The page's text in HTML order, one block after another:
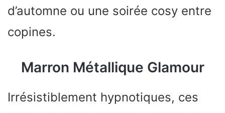
d’automne ou une soirée cosy entre
copines.
Marron Métallique Glamour
Irrésistiblement hypnotiques, ces